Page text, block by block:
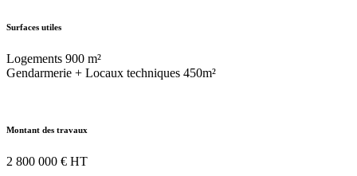
Surfaces utiles
Logements 900 m²
Gendarmerie + Locaux techniques 450m²
Montant des travaux
2 800 000 € HT